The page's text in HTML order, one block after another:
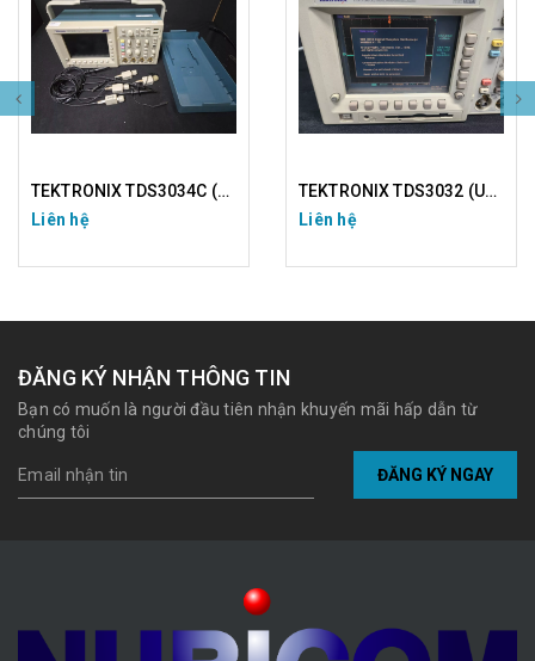
TEKTRONIX TDS3034C (USED)
Liên hệ
TEKTRONIX TDS3032 (USED)
Liên hệ
ĐĂNG KÝ NHẬN THÔNG TIN
Bạn có muốn là người đầu tiên nhận khuyến mãi hấp dẫn từ
chúng tôi
ĐĂNG KÝ NGAY